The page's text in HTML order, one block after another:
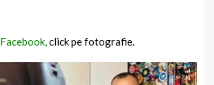
Facebook,click pe fotografie.